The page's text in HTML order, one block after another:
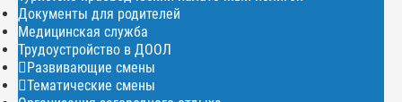
Документы для родителей
Медицинская служба
Трудоустройство в ДООЛ
Развивающие смены
Тематические смены